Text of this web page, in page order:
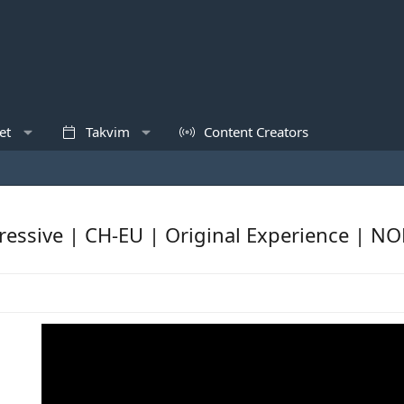
Takvim Content Creators
| CH-EU | Original Experience |